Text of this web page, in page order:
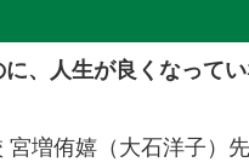
、人生が良くなって
増侑嬉（大石洋子）